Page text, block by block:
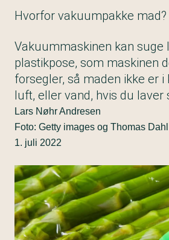
Hvorfor vakuumpakke mad?
Vakuummaskinen kan suge
plastikpose, som maskinen
forsegler, så maden ikke er i
luft, eller vand, hvis du laver
Lars Nøhr Andresen
Foto: Getty images og Thomas Dahl
1. juli 2022